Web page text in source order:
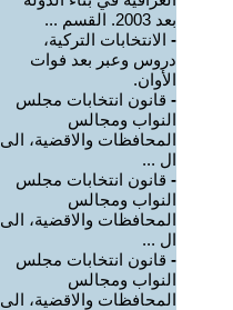
بعد 2003. القسم ...
- الانتخابات التركية،
دروس وعبر بعد فوات
الأوان.
- قانون انتخابات مجلس
النواب ومجالس
المحافظات والاقضية، الى
ال ...
- قانون انتخابات مجلس
النواب ومجالس
المحافظات والاقضية، الى
ال ...
- قانون انتخابات مجلس
النواب ومجالس
المحافظات والاقضية، الى